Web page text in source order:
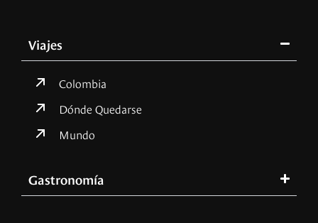
Viajes
Colombia
Dónde Quedarse
Mundo
Gastronomía